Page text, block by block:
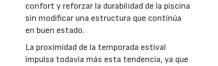
confort y reforzar la durabilidad de la piscina
sin modificar una estructura que continúa
en buen estado.
La proximidad de la temporada estival
impulsa todavía más esta tendencia, ya que